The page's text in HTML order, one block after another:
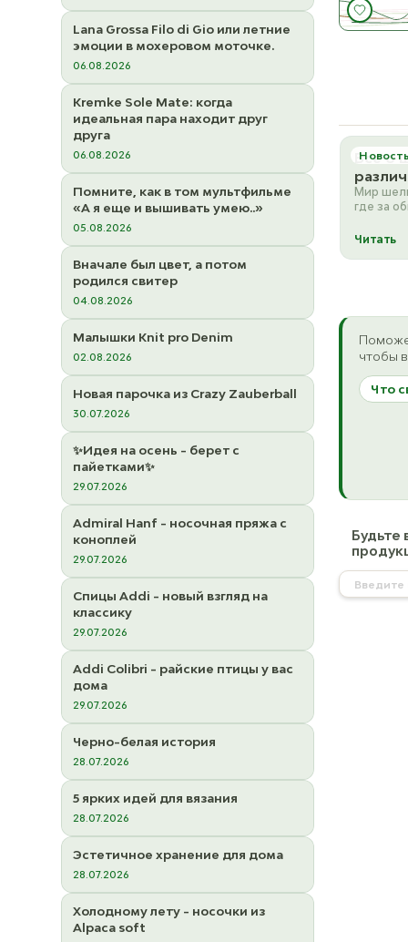
Lana Grossa Filo di Gio или летние
эмоции в мохеровом моточке.
06.08.2026
Kremke Sole Mate: когда
идеальная пара находит друг
друга
06.08.2026
Помните, как в том мультфильме
«А я еще и вышивать умею..»
05.08.2026
Вначале был цвет, а потом
родился свитер
04.08.2026
Малышки Knit pro Denim
02.08.2026
Новая парочка из Crazy Zauberball
30.07.2026
✨Идея на осень - берет с
пайетками✨
29.07.2026
Admiral Hanf - носочная пряжа с
коноплей
29.07.2026
Спицы Addi - новый взгляд на
классику
29.07.2026
Addi Colibri - райские птицы у вас
дома
29.07.2026
Черно-белая история
28.07.2026
5 ярких идей для вязания
28.07.2026
Эстетичное хранение для дома
28.07.2026
Холодному лету - носочки из
Alpaca soft
Новость
Все о
Мир
где за
Читать
чтобы
Что
Будьте